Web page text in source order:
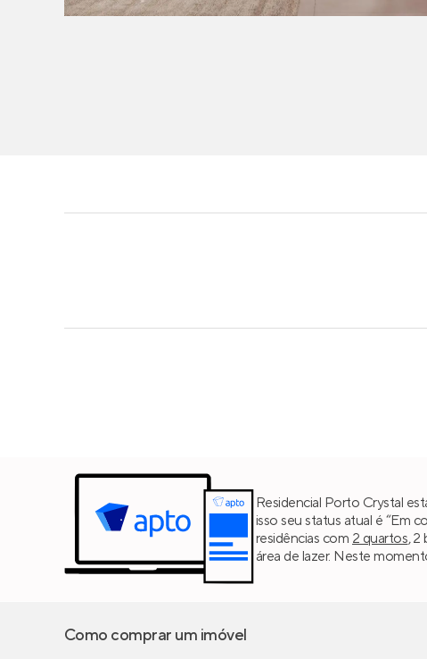
Residencial Porto Crystal
isso seu status atual é “Em
residências com 2 quartos, 2
área de lazer. Neste
Como comprar um imóvel